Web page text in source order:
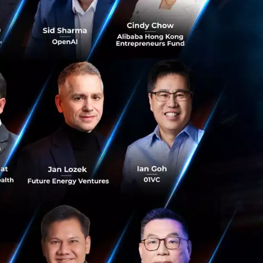
(EIC) และรองผู้
าชน
2.7% (เดิม 3%)
ลื่อนของการท่อง
ยองค์ประกอบ
ยังหดตัวต่อเนื่อง
ปรกับปัญหาสินค้า
สร้างในภาคการ
ปัจจัยสำคัญที่